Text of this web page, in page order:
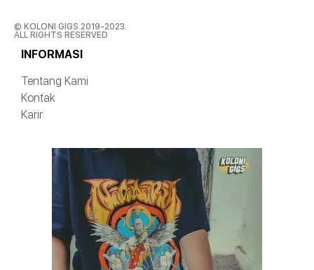
© KOLONI GIGS 2019-2023.
ALL RIGHTS RESERVED
INFORMASI
Tentang Kami
Kontak
Karir